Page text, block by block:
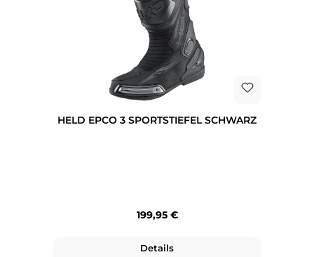
HELD EPCO 3 SPORTSTIEFEL SCHWARZ
Regulärer Preis:
199,95 €
Details